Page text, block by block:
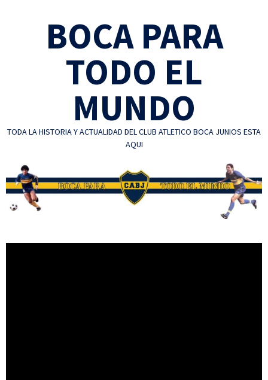
BOCA PARA
TODO EL
MUNDO
TODA LA HISTORIA Y ACTUALIDAD DEL CLUB ATLETICO BOCA JUNIOS ESTA
AQUI